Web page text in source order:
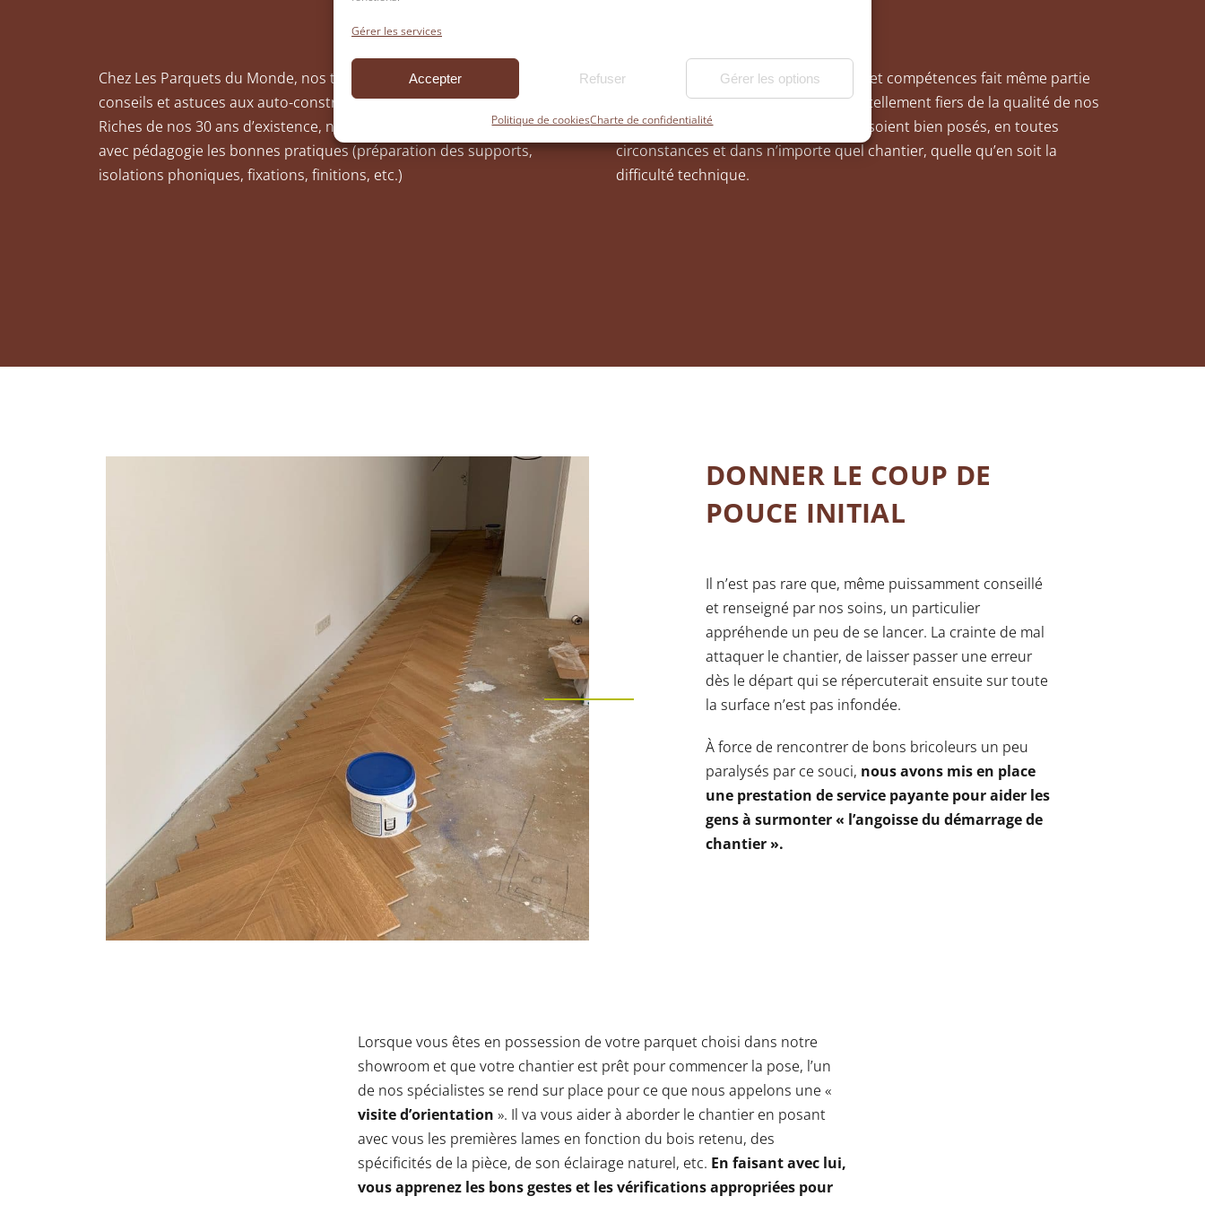
Gérer les services
Accepter Refuser Gérer les options
Politique de cookiesCharte de confidentialité
Chez Les Parquets du Monde, nos techniciens peuvent apporter leurs
conseils et astuces aux auto-constructeurs qui en font la demande.
Riches de nos 30 ans d’existence, nous sommes habitués à expliquer
avec pédagogie les bonnes pratiques (préparation des supports,
isolations phoniques, fixations, finitions, etc.)
Cette transmission de connaissances et compétences fait même partie
de notre ADN. Nous sommes en effet tellement fiers de la qualité de nos
parquets que nous tenons à ce qu’ils soient bien posés, en toutes
circonstances et dans n’importe quel chantier, quelle qu’en soit la
difficulté technique.
DONNER LE COUP DE
POUCE INITIAL
Il n’est pas rare que, même puissamment conseillé
et renseigné par nos soins, un particulier
appréhende un peu de se lancer. La crainte de mal
attaquer le chantier, de laisser passer une erreur
dès le départ qui se répercuterait ensuite sur toute
la surface n’est pas infondée.
À force de rencontrer de bons bricoleurs un peu
paralysés par ce souci, nous avons mis en place
une prestation de service payante pour aider les
gens à surmonter « l’angoisse du démarrage de
chantier ».
Lorsque vous êtes en possession de votre parquet choisi dans notre
showroom et que votre chantier est prêt pour commencer la pose, l’un
de nos spécialistes se rend sur place pour ce que nous appelons une «
visite d’orientation ». Il va vous aider à aborder le chantier en posant
avec vous les premières lames en fonction du bois retenu, des
spécificités de la pièce, de son éclairage naturel, etc. En faisant avec lui,
vous apprenez les bons gestes et les vérifications appropriées pour